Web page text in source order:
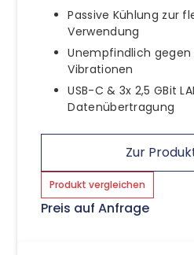
Passive Kühlung zur
Verwendung
Unempfindlich gegen
Vibrationen
USB-C & 3x 2,5 GBit
Datenübertragung
Zur
Produkt vergleichen
Preis auf Anfrage